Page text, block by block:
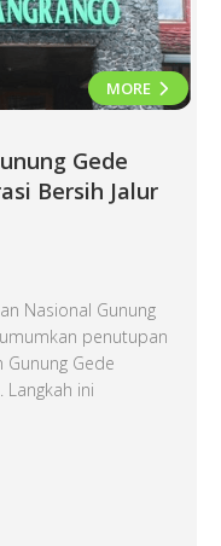
MORE
Gede
Bersih Jalur
Nasional Gunung
penutupan
Gede
ini